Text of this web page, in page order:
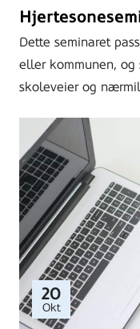
Dette seminaret
eller kommunen, og
skoleveier og
20
Okt